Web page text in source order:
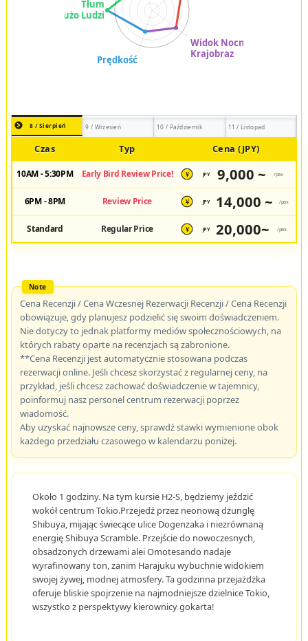
8 / Sierpień 9 / Wrzesień 10 / Październik 11 / Listopad
Czas Typ Cena (JPY)
10AM - 5:30PM Early Bird Review Price! ¥ JPY 9,000 ~ /pax
6PM - 8PM Review Price ¥ JPY 14,000 ~ /pax
Standard Regular Price ¥ JPY 20,000~ /pax
Cena Recenzji / Cena Wczesnej Rezerwacji Recenzji / Cena Recenzji
obowiązuje, gdy planujesz podzielić się swoim doświadczeniem.
Nie dotyczy to jednak platformy mediów społecznościowych, na
których rabaty oparte na recenzjach są zabronione.
**Cena Recenzji jest automatycznie stosowana podczas
rezerwacji online. Jeśli chcesz skorzystać z regularnej ceny, na
przykład, jeśli chcesz zachować doświadczenie w tajemnicy,
poinformuj nasz personel centrum rezerwacji poprzez
wiadomość.
Aby uzyskać najnowsze ceny, sprawdź stawki wymienione obok
każdego przedziału czasowego w kalendarzu poniżej.
Około 1 godziny. Na tym kursie H2-S, będziemy jeździć
wokół centrum Tokio.Przejedź przez neonową dżunglę
Shibuya, mijając świecące ulice Dogenzaka i niezrównaną
energię Shibuya Scramble. Przejście do nowoczesnych,
obsadzonych drzewami alei Omotesando nadaje
wyrafinowany ton, zanim Harajuku wybuchnie widokiem
swojej żywej, modnej atmosfery. Ta godzinna przejażdżka
oferuje bliskie spojrzenie na najmodniejsze dzielnice Tokio,
wszystko z perspektywy kierownicy gokarta!